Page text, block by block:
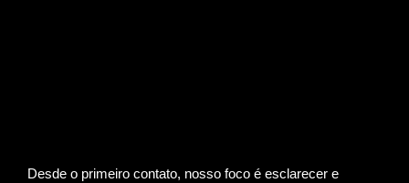
Desde o primeiro contato, nosso foco é esclarecer e